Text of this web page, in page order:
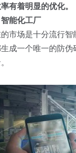
有着明显的优化。
能化工厂
市场是十分流行
成一个唯一的防